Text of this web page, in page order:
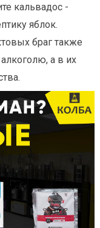
кальвадос -
яблок.
браг также
а в их